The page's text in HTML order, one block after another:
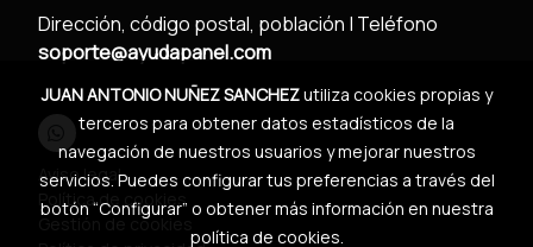
Dirección, código postal, población | Teléfono
soporte@ayudapanel.com
Aviso legal
Política de cookies
Gestión de cookies
JUAN ANTONIO NUÑEZ SANCHEZutiliza cookies propias y
terceros para obtener datos estadísticos de la
navegación de nuestros usuarios y mejorar nuestros
servicios. Puedes configurar tus preferencias a través del
botón “Configurar” o obtener más información en nuestra
política de cookies.